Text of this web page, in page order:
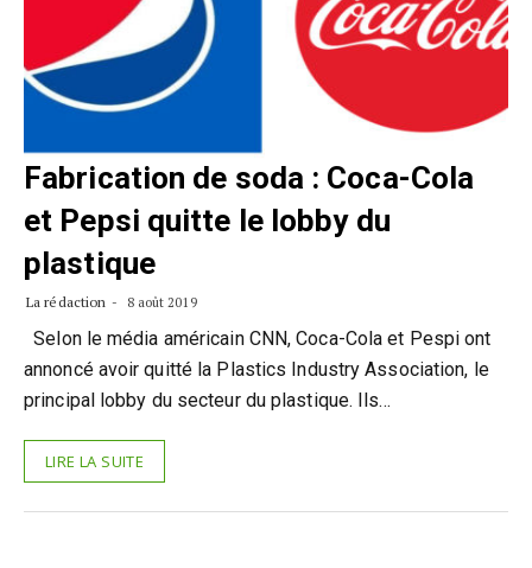
Fabrication de soda : Coca-Cola
et Pepsi quitte le lobby du
plastique
La rédaction 8 août 2019
Selon le média américain CNN, Coca-Cola et Pespi ont
annoncé avoir quitté la Plastics Industry Association, le
principal lobby du secteur du plastique. Ils…
LIRE LA SUITE